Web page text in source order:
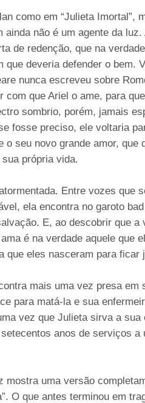
como em “Julieta Imortal”,
não é um agente da luz.
de redenção, que na
que deveria defender o bem.
nunca escreveu sobre
com que Ariel o ame, para
sombrio, porém, jamais
fosse preciso, ele voltaria
o seu novo grande amor, que
própria vida.
Entre vozes que
ela encontra no garoto
E, ao descobrir que a
é na verdade aquele que
que eles nasceram para ficar
mais uma vez presa em
para matá-la e sua
vez que Julieta sirva a sua
anos de serviços a
mostra uma versão
O que antes terminou em